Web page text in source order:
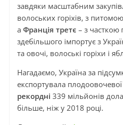
завдяки масштабним
волоських горіхів, з
а Франція третє – з часткою
здебільшого імпортує з
та овочі, волоські горіхи і
Нагадаємо, Україна за
експортувала плодоовочевої
рекордні 339 мільйонів
більше, ніж у 2018 році.